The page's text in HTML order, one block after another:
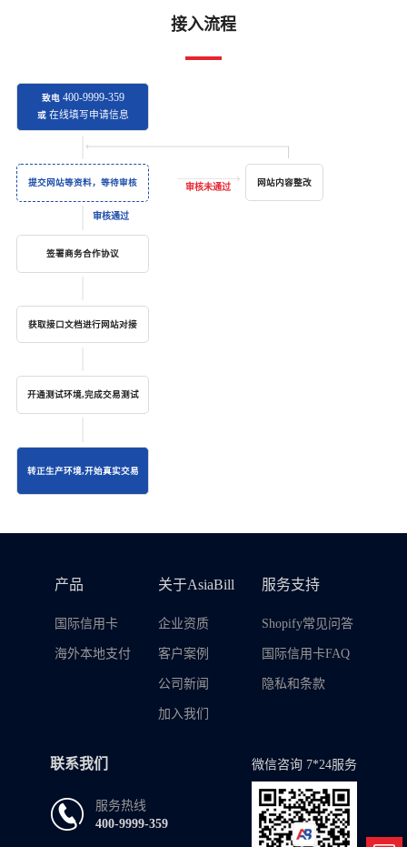
接入流程
致电 400-9999-359
或 在线填写申请信息
提交网站等资料，等待审核 网站内容整改
签署商务合作协议
获取接口文档进行网站对接
开通测试环境,完成交易测试
转正生产环境,开始真实交易
产品
国际信用卡
海外本地支付
关于AsiaBill
企业资质
客户案例
公司新闻
加入我们
服务支持
Shopify常见问答
国际信用卡FAQ
隐私和条款
联系我们
服务热线
400-9999-359
微信咨询 7*24服务